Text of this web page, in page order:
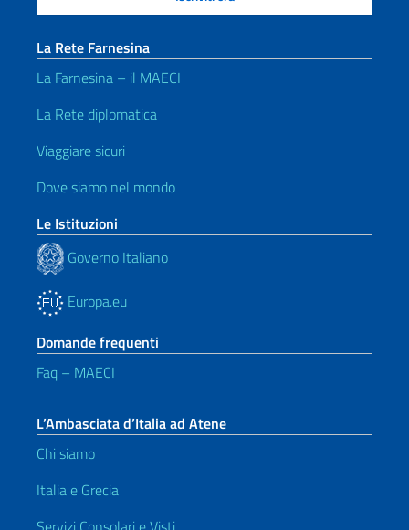
La Rete Farnesina
La Farnesina – il MAECI
La Rete diplomatica
Viaggiare sicuri
Dove siamo nel mondo
Le Istituzioni
Governo Italiano
Europa.eu
Domande frequenti
Faq – MAECI
L’Ambasciata d’Italia ad Atene
Chi siamo
Italia e Grecia